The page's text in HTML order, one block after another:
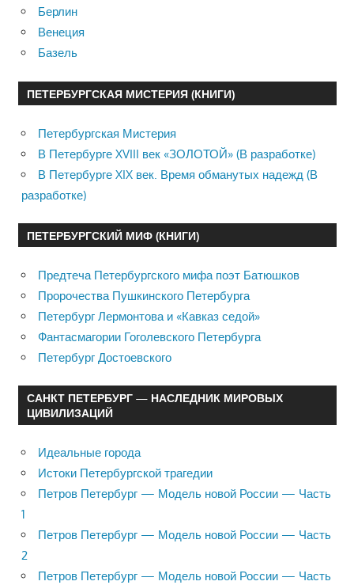
Берлин
Венеция
Базель
ПЕТЕРБУРГСКАЯ МИСТЕРИЯ (КНИГИ)
Петербургская Мистерия
В Петербурге XVIII век «ЗОЛОТОЙ» (В разработке)
В Петербурге XIX век. Время обманутых надежд (В
разработке)
ПЕТЕРБУРГСКИЙ МИФ (КНИГИ)
Предтеча Петербургского мифа поэт Батюшков
Пророчества Пушкинского Петербурга
Петербург Лермонтова и «Кавказ седой»
Фантасмагории Гоголевского Петербурга
Петербург Достоевского
САНКТ ПЕТЕРБУРГ — НАСЛЕДНИК МИРОВЫХ
ЦИВИЛИЗАЦИЙ
Идеальные города
Истоки Петербургской трагедии
Петров Петербург — Модель новой России — Часть
1
Петров Петербург — Модель новой России — Часть
2
Петров Петербург — Модель новой России — Часть